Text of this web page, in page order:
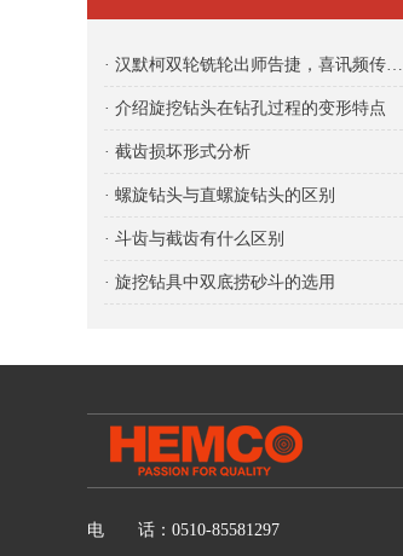
· 汉默柯双轮铣轮出师告捷，喜讯频传——汉默柯助力上海远方杭州地铁项目
· 介绍旋挖钻头在钻孔过程的变形特点
· 截齿损坏形式分析
· 螺旋钻头与直螺旋钻头的区别
· 斗齿与截齿有什么区别
· 旋挖钻具中双底捞砂斗的选用
电 话：0510-85581297